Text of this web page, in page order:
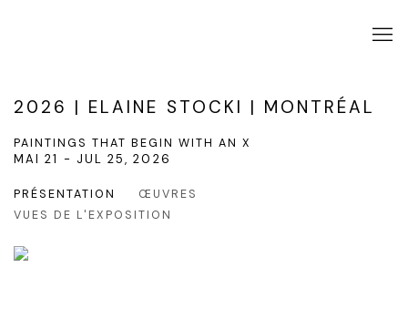
2026 | ELAINE STOCKI | MONTRÉAL
PAINTINGS THAT BEGIN WITH AN X
MAI 21 - JUL 25, 2026
PRÉSENTATION
ŒUVRES
VUES DE L'EXPOSITION